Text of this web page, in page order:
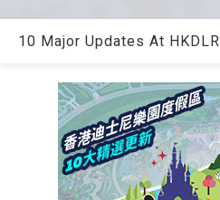
10 Major Updates At HKDLR